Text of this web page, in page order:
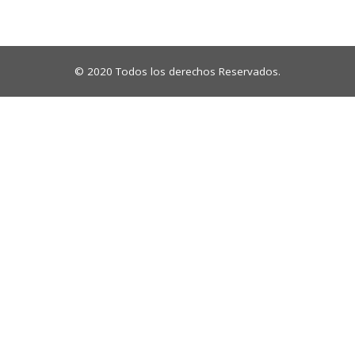
© 2020 Todos los derechos Reservados.